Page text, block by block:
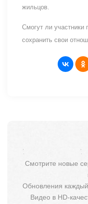
жильцов.
Смогут ли
сохранить свои
Смотрите новые
Обновления
Видео в HD-